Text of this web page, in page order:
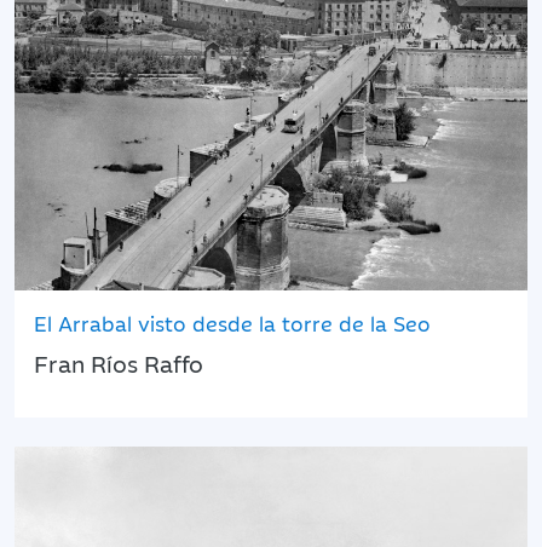
El Arrabal visto desde la torre de la Seo
Fran Ríos Raffo